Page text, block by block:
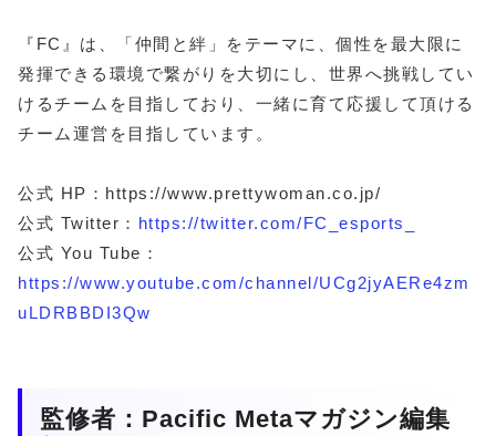
『FC』は、「仲間と絆」をテーマに、個性を最大限に
発揮できる環境で繋がりを大切にし、世界へ挑戦してい
けるチームを目指しており、一緒に育て応援して頂ける
チーム運営を目指しています。
公式 HP：https://www.prettywoman.co.jp/
公式 Twitter： https://twitter.com/FC_esports_
公式 You Tube：
https://www.youtube.com/channel/UCg2jyAERe4zm
uLDRBBDI3Qw
監修者：Pacific Metaマガジン編集